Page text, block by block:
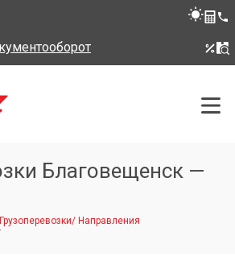
Благовещенск —
Грузоперевозки/ Направления